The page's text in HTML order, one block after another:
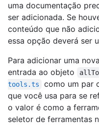
uma documentação
ser adicionada. Se
conteúdo que não
essa opção deverá ser
Para adicionar uma
entrada ao objeto
tools.ts
como um par
que você usa para se
o valor é como a
seletor de ferramentas